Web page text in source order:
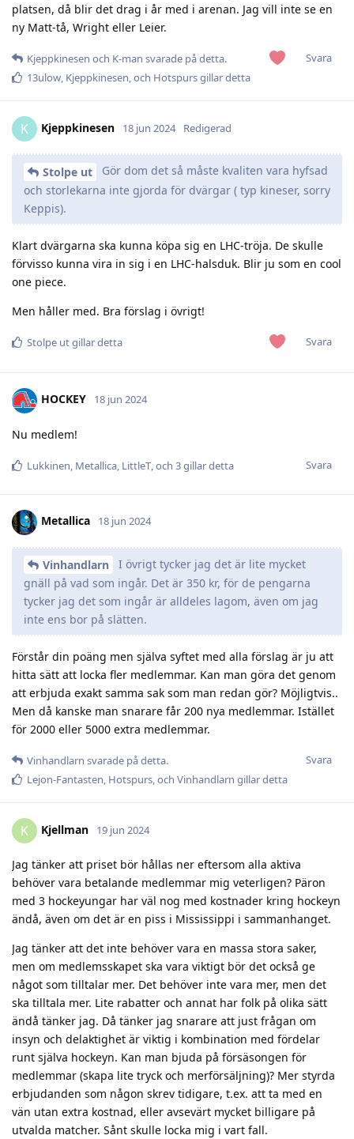
platsen, då blir det drag i år med i arenan. Jag vill inte se en
ny Matt-tå, Wright eller Leier.
Svara
Kjeppkinesen och K-man svarade på detta.
13ulow, Kjeppkinesen, och Hotspursgillar detta
K Kjeppkinesen 18 jun 2024 Redigerad
Stolpe ut
Gör dom det så måste kvaliten vara hyfsad
och storlekarna inte gjorda för dvärgar ( typ kineser, sorry
Keppis).
Klart dvärgarna ska kunna köpa sig en LHC-tröja. De skulle
förvisso kunna vira in sig i en LHC-halsduk. Blir ju som en cool
one piece.
Men håller med. Bra förslag i övrigt!
Svara
Stolpe utgillar detta
HOCKEY 18 jun 2024
Nu medlem!
Svara
Lukkinen, Metallica, LittleT, och 3gillar detta
Metallica 18 jun 2024
Vinhandlarn
I övrigt tycker jag det är lite mycket
gnäll på vad som ingår. Det är 350 kr, för de pengarna
tycker jag det som ingår är alldeles lagom, även om jag
inte ens bor på slätten.
Förstår din poäng men själva syftet med alla förslag är ju att
hitta sätt att locka fler medlemmar. Kan man göra det genom
att erbjuda exakt samma sak som man redan gör? Möjligtvis..
Men då kanske man snarare får 200 nya medlemmar. Istället
för 2000 eller 5000 extra medlemmar.
Svara
Vinhandlarn svarade på detta.
Lejon-Fantasten, Hotspurs, och Vinhandlarn gillar detta
K Kjellman 19 jun 2024
Jag tänker att priset bör hållas ner eftersom alla aktiva
behöver vara betalande medlemmar mig veterligen? Päron
med 3 hockeyungar har väl nog med kostnader kring hockeyn
ändå, även om det är en piss i Mississippi i sammanhanget.
Jag tänker att det inte behöver vara en massa stora saker,
men om medlemsskapet ska vara viktigt bör det också ge
något som tilltalar mer. Det behöver inte vara mer, men det
ska tilltala mer. Lite rabatter och annat har folk på olika sätt
ändå tänker jag. Då tänker jag snarare att just frågan om
insyn och delaktighet är viktig i kombination med fördelar
runt själva hockeyn. Kan man bjuda på försäsongen för
medlemmar (skapa lite tryck och merförsäljning)? Mer styrda
erbjudanden som någon skrev tidigare, t.ex. att ta med en
vän utan extra kostnad, eller avsevärt mycket billigare på
utvalda matcher. Sånt skulle locka mig i vart fall.